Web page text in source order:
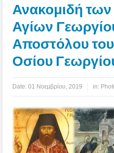
Ανακομιδή
Αγίων
Αποστόλου
Οσίου
Date:01 Νοεμβρίου, 2019 in: